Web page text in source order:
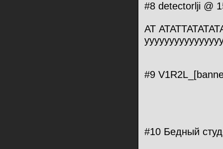
#8 detectorlji @
АТ
#9
#10 Бедный